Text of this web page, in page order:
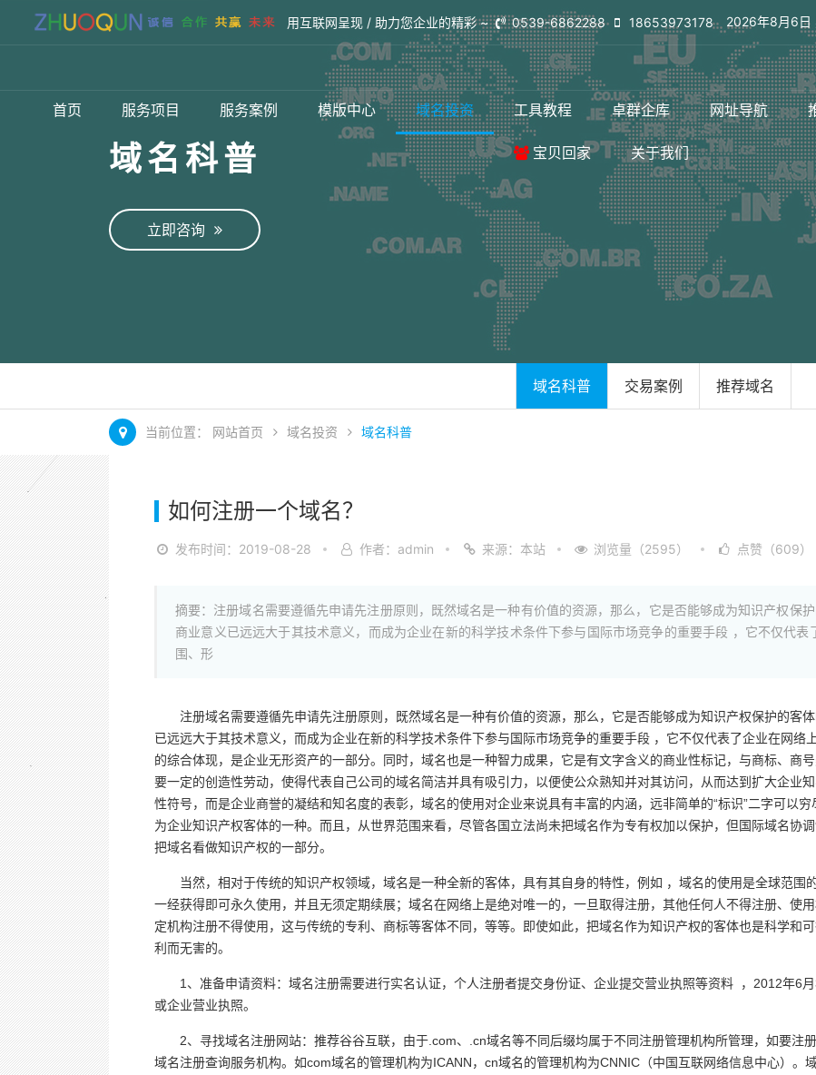
用互联网呈现 / 助力您企业的精彩 ~ 0539-6862288 18653973178 2026年8月6日
首页 服务项目 服务案例 模版中心 域名投资 工具教程 卓群企库 网址导航
宝贝回家 关于我们
域名科普
立即咨询
域名科普 交易案例 推荐域名
当前位置： 网站首页 域名投资 域名科普
如何注册一个域名？
发布时间：2019-08-28 作者：admin 来源：本站 浏览量（2595） 点赞（609）
摘要：注册域名需要遵循先申请先注册原则，既然域名是一种有价值的资源，那么，它是否能够成为知识产权保
商业意义已远远大于其技术意义，而成为企业在新的科学技术条件下参与国际市场竞争的重要手段 ，它不仅代
围、形
注册域名需要遵循先申请先注册原则，既然域名是一种有价值的资源，那么，它是否能够成为知识产权保护的客
已远远大于其技术意义，而成为企业在新的科学技术条件下参与国际市场竞争的重要手段 ，它不仅代表了企业在网
的综合体现，是企业无形资产的一部分。同时，域名也是一种智力成果，它是有文字含义的商业性标记，与商标、商
要一定的创造性劳动，使得代表自己公司的域名简洁并具有吸引力，以便使公众熟知并对其访问，从而达到扩大企业
性符号，而是企业商誉的凝结和知名度的表彰，域名的使用对企业来说具有丰富的内涵，远非简单的“标识”二字可以
为企业知识产权客体的一种。而且，从世界范围来看，尽管各国立法尚未把域名作为专有权加以保护，但国际域名协
把域名看做知识产权的一部分。
当然，相对于传统的知识产权领域，域名是一种全新的客体，具有其自身的特性，例如 ，域名的使用是全球范
一经获得即可永久使用，并且无须定期续展；域名在网络上是绝对唯一的，一旦取得注册，其他任何人不得注册、使
定机构注册不得使用，这与传统的专利、商标等客体不同，等等。即使如此，把域名作为知识产权的客体也是科学和
利而无害的。
1、准备申请资料：域名注册需要进行实名认证，个人注册者提交身份证、企业提交营业执照等资料 ，2012年6
或企业营业执照。
2、寻找域名注册网站：推荐谷谷互联，由于.com、.cn域名等不同后缀均属于不同注册管理机构所管理，如要注
域名注册查询服务机构。如com域名的管理机构为ICANN，cn域名的管理机构为CNNIC（中国互联网络信息中心）。